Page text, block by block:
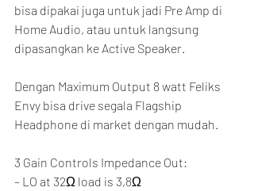
bisa dipakai juga untuk jadi Pre Amp di
Home Audio, atau untuk langsung
dipasangkan ke Active Speaker.
Dengan Maximum Output 8 watt Feliks
Envy bisa drive segala Flagship
Headphone di market dengan mudah.
3 Gain Controls Impedance Out:
– LO at 32Ω load is 3,8Ω